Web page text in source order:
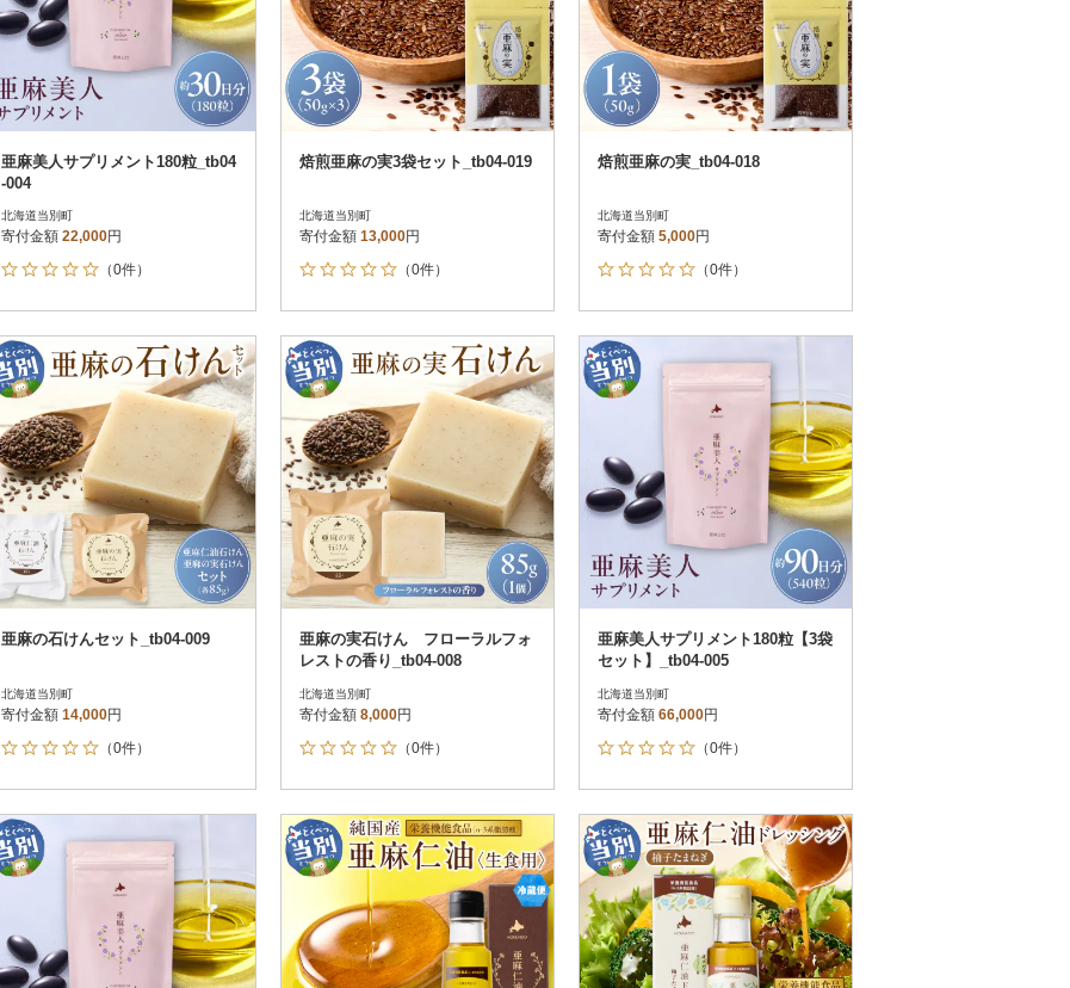
亜麻美人サプリメント180粒_tb04
-004
北海道当別町
寄付金額 22,000円
（0件）
焙煎亜麻の実3袋セット_tb04-019
北海道当別町
寄付金額 13,000円
（0件）
焙煎亜麻の実_tb04-018
北海道当別町
寄付金額 5,000円
（0件）
亜麻の石けんセット_tb04-009
北海道当別町
寄付金額 14,000円
（0件）
亜麻の実石けん フローラルフォ
レストの香り_tb04-008
北海道当別町
寄付金額 8,000円
（0件）
亜麻美人サプリメント180粒【3袋
セット】_tb04-005
北海道当別町
寄付金額 66,000円
（0件）